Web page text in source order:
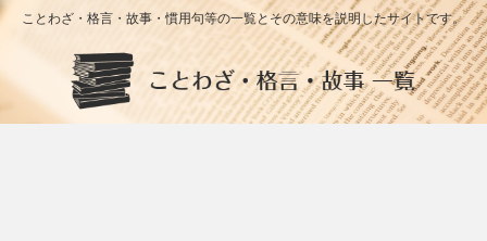
ことわざ・格言・故事・慣用句等の一覧とその意味を説明したサイトです。